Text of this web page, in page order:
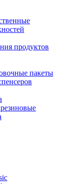
продуктов
пакеты